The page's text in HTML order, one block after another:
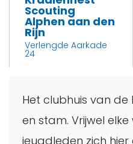
Scouting
Alphen aan den
Rijn
Verlengde Aarkade
24
Het clubhuis van de
en stam. Vrijwel
jeugdleden zich